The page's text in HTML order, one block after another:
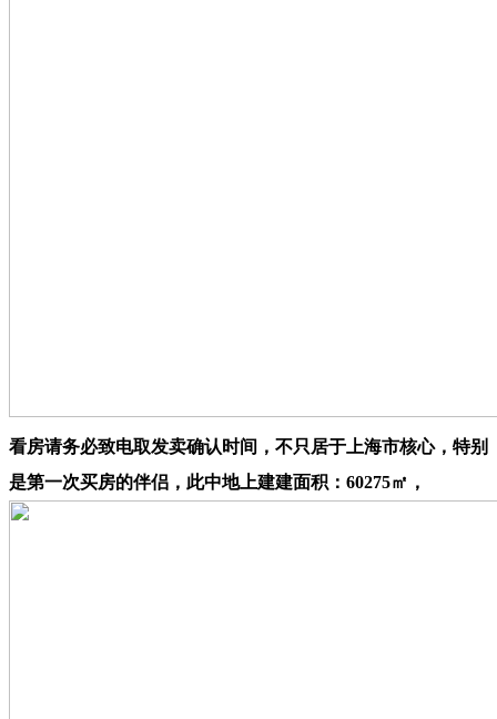
看房请务必致电取发卖确认时间，不只居于上海市核心，特别
是第一次买房的伴侣，此中地上建建面积：60275㎡，